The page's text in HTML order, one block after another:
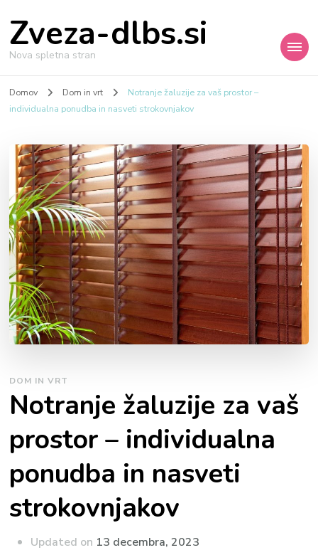
Zveza-dlbs.si
Nova spletna stran
Domov Dom in vrt
Notranje žaluzije za vaš prostor –
individualna ponudba in nasveti strokovnjakov
DOM IN VRT
Notranje žaluzije za vaš
prostor – individualna
ponudba in nasveti
strokovnjakov
Updated on 13 decembra, 2023